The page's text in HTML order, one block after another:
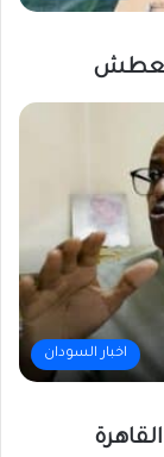
للعطش
اخبار السودان